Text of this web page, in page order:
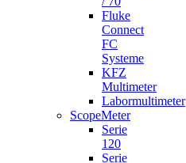
Fluke
Connect
FC
Systeme
KFZ
Multimeter
Labormultimeter
ScopeMeter
Serie
120
Serie